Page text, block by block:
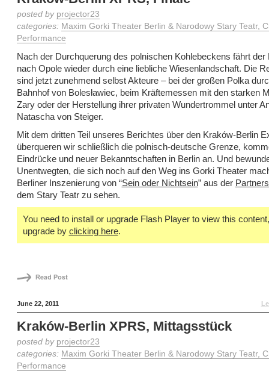
posted by projector23
categories: Maxim Gorki Theater Berlin & Narodowy Stary Teatr,
Performance
Nach der Durchquerung des polnischen Kohlebeckens fährt der
nach Opole wieder durch eine liebliche Wiesenlandschaft. Die
sind jetzt zunehmend selbst Akteure – bei der großen Polka
Bahnhof von Bolesławiec, beim Kräftemessen mit den starken
Zary oder der Herstellung ihrer privaten Wundertrommel unter
Natascha von Steiger.
Mit dem dritten Teil unseres Berichtes über den Kraków-Berlin
überqueren wir schließlich die polnisch-deutsche Grenze,
Eindrücke und neuer Bekanntschaften in Berlin an. Und
Unentwegten, die sich noch auf den Weg ins Gorki Theater
Berliner Inszenierung von “Sein oder Nichtsein” aus der
dem Stary Teatr zu sehen.
You need to install or upgrade Flash Player to view this
upgrade by clicking here.
June 22, 2011
Kraków-Berlin XPRS, Mittagsstück
posted by projector23
categories: Maxim Gorki Theater Berlin & Narodowy Stary Teatr,
Performance